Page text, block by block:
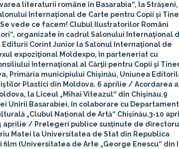
literaturii române în Basarabia“, la Strășeni,
Internaţional de Carte pentru Copii şi
vede ce facem! Clubul Ilustratorilor Români
organizate în cadrul Salonului Internaţional
Corint Junior la Salonul Internaţional de
expoziţional Moldexpo, în parteneriat cu
Internaţional al Cărţii pentru Copii şi
Primăria municipiului Chişinău, Uniunea
Plastici din Moldova. 6 aprilie / Acordarea a
la Liceul „Mihai Viteazul“ din Chişinău.9
Unirii Basarabiei, în colaborare cu
„Clubul Național de Artă“ Chișinău.3-10
aprilie / Prelegeri publice susținute de
Matei la Universitatea de Stat din Republica
(Universitatea de Arte „George Enescu“ din